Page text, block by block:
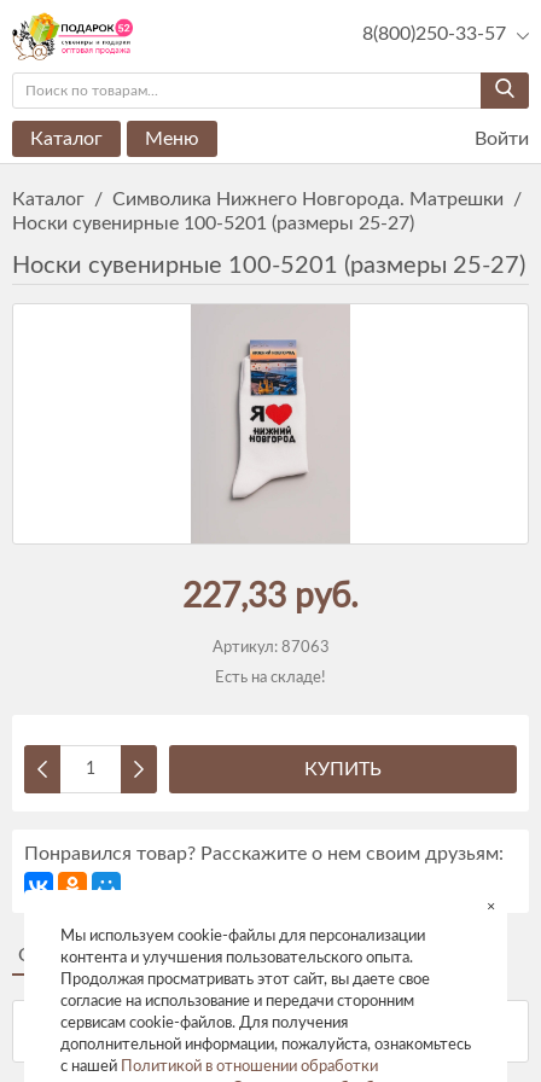
8(800)250-33-57
Каталог Меню Войти
Каталог / Символика Нижнего Новгорода. Матрешки
/
Носки сувенирные 100-5201 (размеры 25-27)
Носки сувенирные 100-5201 (размеры 25-27)
227,33 руб.
Артикул: 87063
Есть на складе!
КУПИТЬ
Понравился товар? Расскажите о нем своим друзьям:
Описание Отзывы
Мы используем cookie-файлы для персонализации
контента и улучшения пользовательского опыта.
Продолжая просматривать этот сайт, вы даете свое
согласие на использование и передачи сторонним
сервисам cookie-файлов. Для получения
дополнительной информации, пожалуйста, ознакомьтесь
с нашей
Политикой в отношении обработки
×